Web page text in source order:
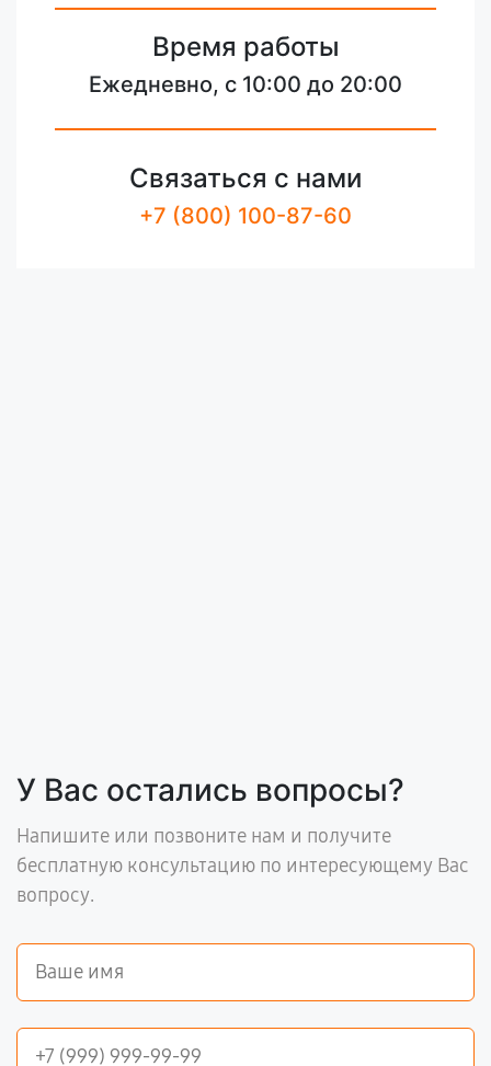
Время работы
Ежедневно, с 10:00 до 20:00
Связаться с нами
+7 (800) 100-87-60
У Вас остались вопросы?
Напишите или позвоните нам и получите
бесплатную консультацию по интересующему Вас
вопросу.